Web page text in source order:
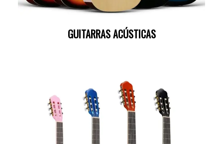
GUITARRAS ACÚSTICAS